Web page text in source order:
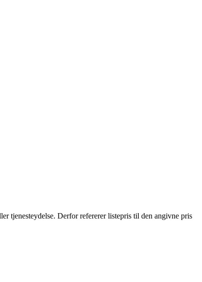
tjenesteydelse. Derfor refererer listepris til den angivne pris